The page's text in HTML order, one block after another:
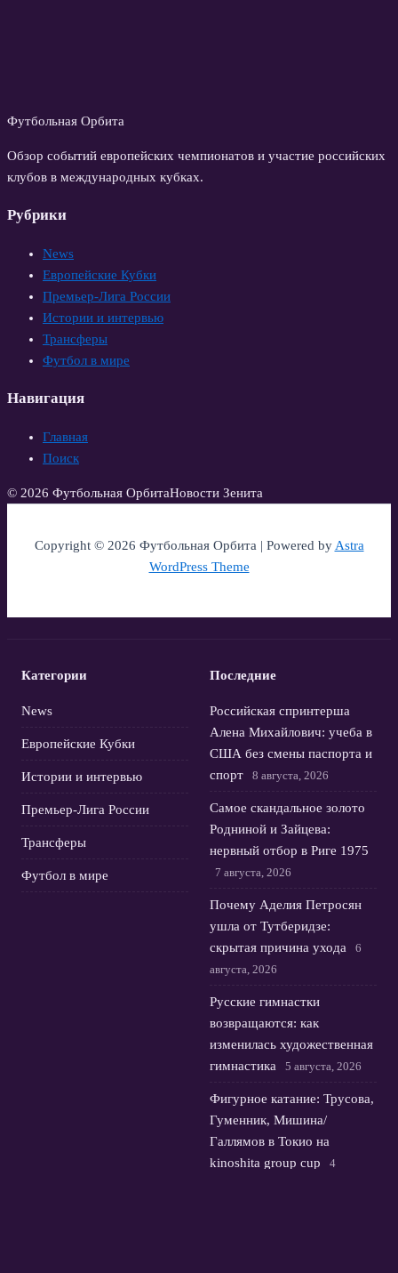
Футбольная Орбита
Обзор событий европейских чемпионатов и участие российских
клубов в международных кубках.
Рубрики
News
Европейские Кубки
Премьер-Лига России
Истории и интервью
Трансферы
Футбол в мире
Навигация
Главная
Поиск
© 2026 Футбольная ОрбитаНовости Зенита
Copyright © 2026 Футбольная Орбита | Powered byAstra
WordPress Theme
Категории
News
Европейские Кубки
Истории и интервью
Премьер-Лига России
Трансферы
Футбол в мире
Последние
Российская спринтерша
Алена Михайлович: учеба в
США без смены паспорта и
спорт
8 августа, 2026
Самое скандальное золото
Родниной и Зайцева:
нервный отбор в Риге 1975
7 августа, 2026
Почему Аделия Петросян
ушла от Тутберидзе:
скрытая причина ухода
6
августа, 2026
Русские гимнастки
возвращаются: как
изменилась художественная
гимнастика
5 августа, 2026
Фигурное катание: Трусова,
Гуменник, Мишина/
Галлямов в Токио на
kinoshita group cup
4